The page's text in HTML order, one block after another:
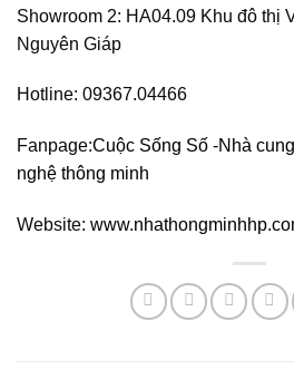
Showroom 2: HA04.09 Khu đô thị
Nguyên Giáp
Hotline: 09367.04466
Fanpage:Cuộc Sống Số -Nhà
nghệ thông minh
Website: